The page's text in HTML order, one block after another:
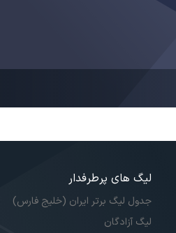
لیگ های پرطرفدار
جدول لیگ برتر ایران (خلیج فارس)
لیگ آزادگان